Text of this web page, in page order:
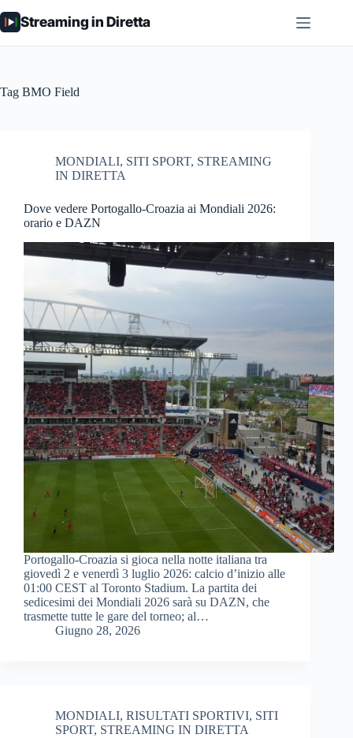
al
contenuto
Streaming in Diretta
Tag BMO Field
MONDIALI, SITI SPORT, STREAMING
IN DIRETTA
Dove vedere Portogallo-Croazia ai Mondiali 2026:
orario e DAZN
Portogallo-Croazia si gioca nella notte italiana tra
giovedì 2 e venerdì 3 luglio 2026: calcio d’inizio alle
01:00 CEST al Toronto Stadium. La partita dei
sedicesimi dei Mondiali 2026 sarà su DAZN, che
trasmette tutte le gare del torneo; al…
Giugno 28, 2026
MONDIALI, RISULTATI SPORTIVI, SITI
SPORT, STREAMING IN DIRETTA